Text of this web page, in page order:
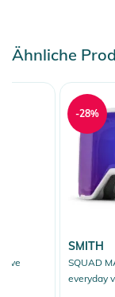
Ähnliche
SMITH
SQUAD
everyday
-28%